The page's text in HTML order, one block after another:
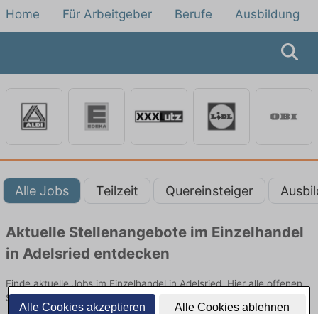
Alle Cookies akzeptieren Alle Cookies ablehnen
Home Für Arbeitgeber Berufe Ausbildung
Alle Jobs Teilzeit Quereinsteiger
Aktuelle Stellenangebote im Einzelhandel
in Adelsried entdecken
Finde aktuelle Jobs im Einzelhandel in Adelsried. Hier alle offenen
Stellenangebote im Verkauf, Vertrieb und Handel vergleichen.